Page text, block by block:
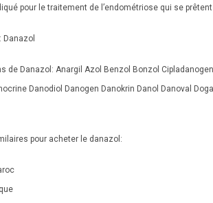
pour le traitement de l’endométriose qui se
Danazol
de Danazol: Anargil Azol Benzol Bonzol
Danodiol Danogen Danokrin Danol Danoval
pour acheter le danazol: